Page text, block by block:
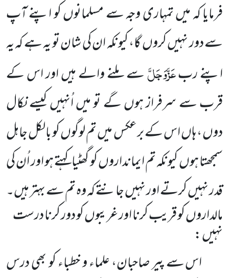
فرمایا کہ میں تمہاری وجہ سے مسلمانوں کو اپنے آپ
سے دور نہیں کروں گا، کیونکہ ان کی شان تو یہ ہے کہ یہ
اپنے ربعَزَّوَجَلَّسے ملنے والے ہیں اور اس کے
قرب سے سرفرازہوں گے تو میں اُنہیں کیسے نکال
دوں ، ہاں اس کے برعکسمیں تم لوگوں کو بالکل جاہل
سمجھتا ہوں کیونکہ تم ایمانداروں کو گھٹیا کہتے ہو اور اُن کی
قدر نہیں کرتے اور نہیں جانتے کہ وہ تم سے بہتر ہیں۔
مالداروں کو قریب کرنا اور غریبوں کو دور کرنا درست
نہیں :
اس سے پیر صاحبان، علماء و خطباء کو بھی درس